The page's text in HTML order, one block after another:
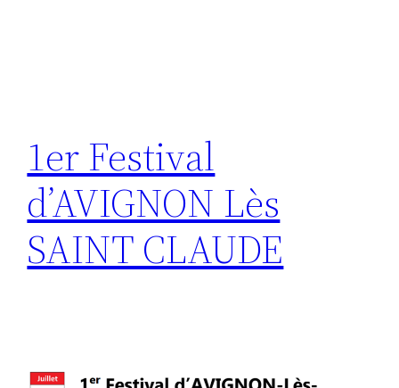
1er Festival
d’AVIGNON Lès
SAINT CLAUDE